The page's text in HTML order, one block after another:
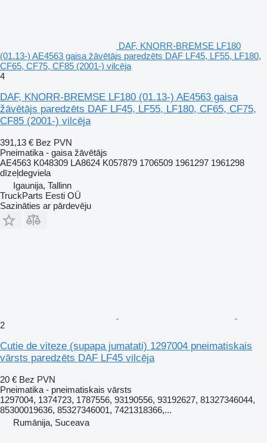
DAF, KNORR-BREMSE LF180
(01.13-) AE4563 gaisa žāvētājs paredzēts DAF LF45, LF55, LF180,
CF65, CF75, CF85 (2001-) vilcēja
4
DAF, KNORR-BREMSE LF180 (01.13-) AE4563 gaisa
žāvētājs paredzēts DAF LF45, LF55, LF180, CF65, CF75,
CF85 (2001-) vilcēja
391,13 € Bez PVN
Pneimatika - gaisa žāvētājs
AE4563 K048309 LA8624 K057879 1706509 1961297 1961298
dīzeļdegviela
Igaunija, Tallinn
TruckParts Eesti OÜ
Sazināties ar pārdevēju
2
Cutie de viteze (supapa jumatati) 1297004 pneimatiskais
vārsts paredzēts DAF LF45 vilcēja
20 € Bez PVN
Pneimatika - pneimatiskais vārsts
1297004, 1374723, 1787556, 93190556, 93192627, 81327346044,
85300019636, 85327346001, 7421318366,...
Rumānija, Suceava